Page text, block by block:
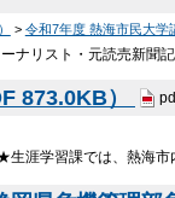
> 令和7年度 熱海市民大学
ナリスト・元読売新聞
873.0KB）
学習課では、熱海市